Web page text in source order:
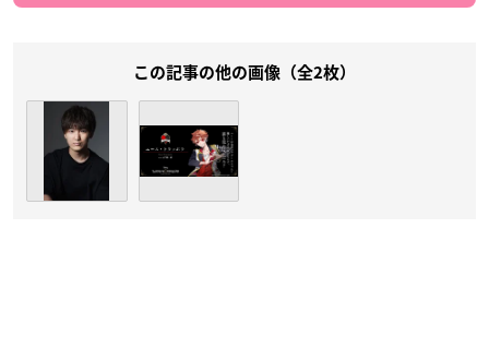
この記事の他の画像（全2枚）